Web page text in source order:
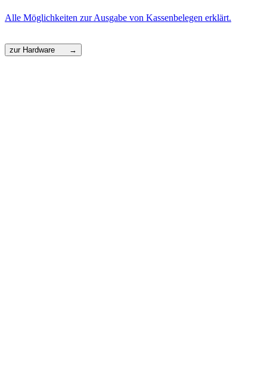
Alle Möglichkeiten zur Ausgabe von Kassenbelegen erklärt.
zur Hardware →